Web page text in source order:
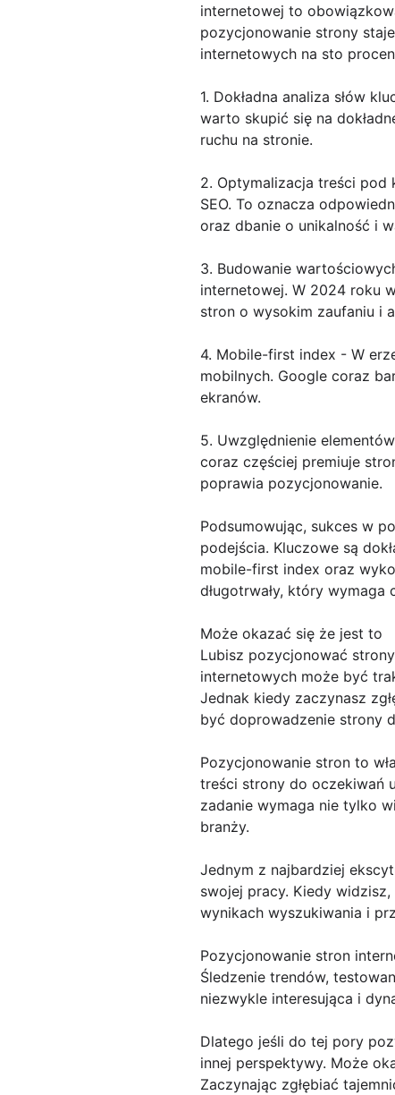
internetowej to
pozycjonowanie strony
internetowych na sto
1. Dokładna analiza słów
warto skupić się na
ruchu na stronie.
2. Optymalizacja treści pod
SEO. To oznacza
oraz dbanie o unikalność i
3. Budowanie
internetowej. W 2024 roku
stron o wysokim zaufaniu i
4. Mobile-first index - W
mobilnych. Google coraz
ekranów.
5. Uwzględnienie
coraz częściej premiuje
poprawia pozycjonowanie.
Podsumowując, sukces w
podejścia. Kluczowe są
mobile-first index oraz
długotrwały, który
Może okazać się że jest to
Lubisz pozycjonować
internetowych może być
Jednak kiedy zaczynasz
być doprowadzenie strony
Pozycjonowanie stron to
treści strony do oczekiwań
zadanie wymaga nie tylko
branży.
Jednym z najbardziej
swojej pracy. Kiedy
wynikach wyszukiwania i
Pozycjonowanie stron
Śledzenie trendów,
niezwykle interesująca i
Dlatego jeśli do tej pory
innej perspektywy. Może
Zaczynając zgłębiać